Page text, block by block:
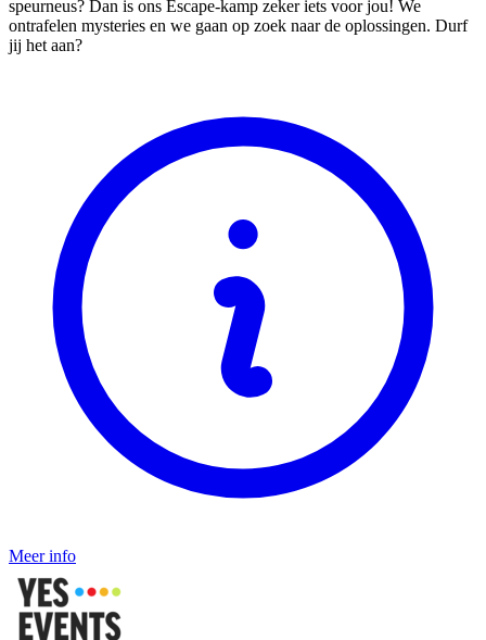
speurneus? Dan is ons Escape-kamp zeker iets voor jou! We
ontrafelen mysteries en we gaan op zoek naar de oplossingen. Durf
jij het aan?
Meer info